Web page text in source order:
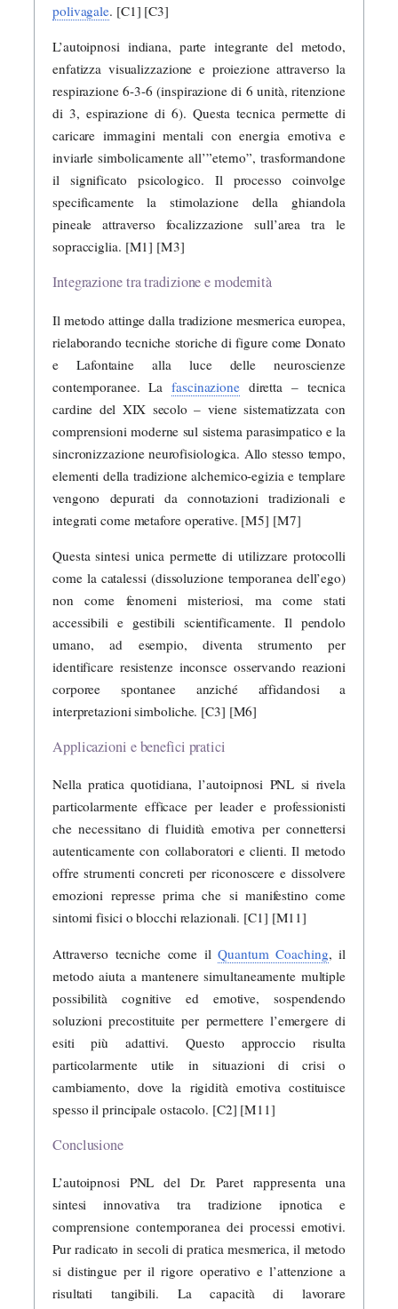
polivagale. [C1] [C3]
L’autoipnosi indiana, parte integrante del metodo,
enfatizza visualizzazione e proiezione attraverso la
respirazione 6-3-6 (inspirazione di 6 unità, ritenzione
di 3, espirazione di 6). Questa tecnica permette di
caricare immagini mentali con energia emotiva e
inviarle simbolicamente all’”eterno”, trasformandone
il significato psicologico. Il processo coinvolge
specificamente la stimolazione della ghiandola
pineale attraverso focalizzazione sull’area tra le
sopracciglia. [M1] [M3]
Integrazione tra tradizione e modernità
Il metodo attinge dalla tradizione mesmerica europea,
rielaborando tecniche storiche di figure come Donato
e Lafontaine alla luce delle neuroscienze
contemporanee. Lafascinazionediretta – tecnica
cardine del XIX secolo – viene sistematizzata con
comprensioni moderne sul sistema parasimpatico e la
sincronizzazione neurofisiologica. Allo stesso tempo,
elementi della tradizione alchemico-egizia e templare
vengono depurati da connotazioni tradizionali e
integrati come metafore operative. [M5] [M7]
Questa sintesi unica permette di utilizzare protocolli
come la catalessi (dissoluzione temporanea dell’ego)
non come fenomeni misteriosi, ma come stati
accessibili e gestibili scientificamente. Il pendolo
umano, ad esempio, diventa strumento per
identificare resistenze inconsce osservando reazioni
corporee spontanee anziché affidandosi a
interpretazioni simboliche. [C3] [M6]
Applicazioni e benefici pratici
Nella pratica quotidiana, l’autoipnosi PNL si rivela
particolarmente efficace per leader e professionisti
che necessitano di fluidità emotiva per connettersi
autenticamente con collaboratori e clienti. Il metodo
offre strumenti concreti per riconoscere e dissolvere
emozioni represse prima che si manifestino come
sintomi fisici o blocchi relazionali. [C1] [M11]
Attraverso tecniche come ilQuantum Coaching, il
metodo aiuta a mantenere simultaneamente multiple
possibilità cognitive ed emotive, sospendendo
soluzioni precostituite per permettere l’emergere di
esiti più adattivi. Questo approccio risulta
particolarmente utile in situazioni di crisi o
cambiamento, dove la rigidità emotiva costituisce
spesso il principale ostacolo. [C2] [M11]
Conclusione
L’autoipnosi PNL del Dr. Paret rappresenta una
sintesi innovativa tra tradizione ipnotica e
comprensione contemporanea dei processi emotivi.
Pur radicato in secoli di pratica mesmerica, il metodo
si distingue per il rigore operativo e l’attenzione a
risultati tangibili. La capacità di lavorare